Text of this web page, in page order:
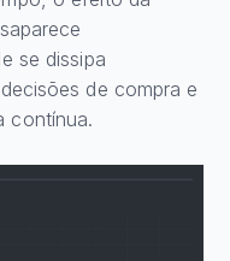
se dissipa
de compra e
contínua.